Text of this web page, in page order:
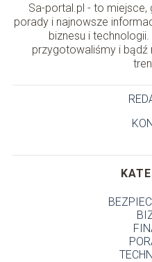
Sa-portal.pl - to
porady i najnowsze
biznesu i
przygotowaliśmy i bądź